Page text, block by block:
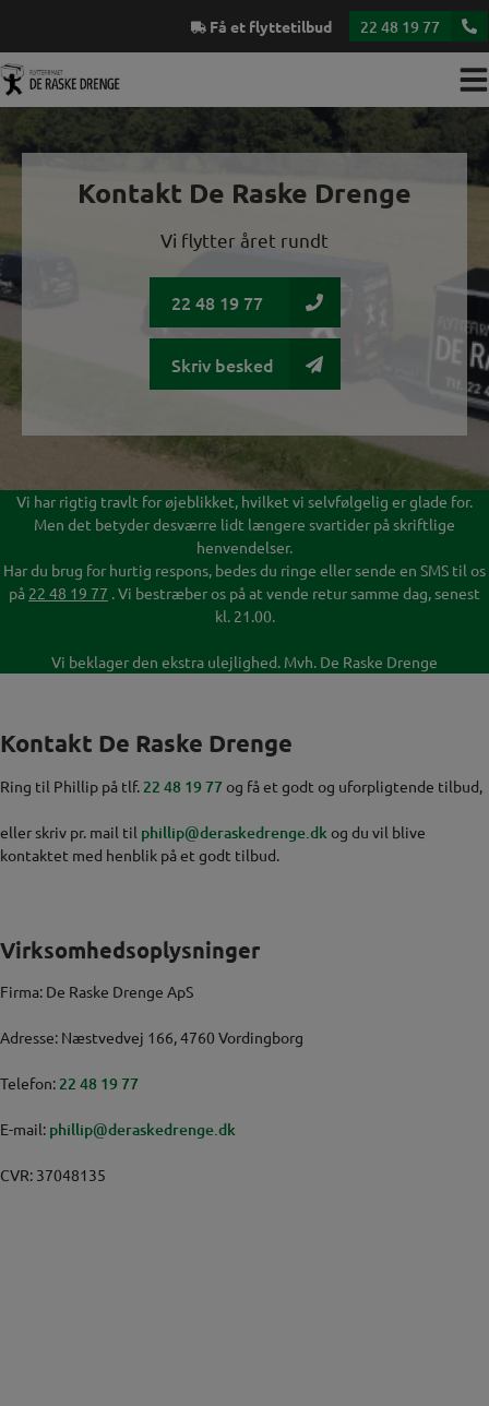
indholdet
Få et flyttetilbud 22 48 19 77
Kontakt De Raske Drenge
Vi flytter året rundt
22 48 19 77
Skriv besked
Vi har rigtig travlt for øjeblikket, hvilket vi selvfølgelig er glade for.
Men det betyder desværre lidt længere svartider på skriftlige
henvendelser.
Har du brug for hurtig respons, bedes du ringe eller sende en SMS til os
på 22 48 19 77 . Vi bestræber os på at vende retur samme dag, senest
kl. 21.00.
Vi beklager den ekstra ulejlighed. Mvh. De Raske Drenge
Kontakt De Raske Drenge
Ring til Phillip på tlf. 22 48 19 77og få et godt og uforpligtende tilbud,
eller skriv pr. mail til phillip@deraskedrenge.dk og du vil blive
kontaktet med henblik på et godt tilbud.
Virksomhedsoplysninger
Firma: De Raske Drenge ApS
Adresse: Næstvedvej 166, 4760 Vordingborg
Telefon: 22 48 19 77
E-mail: phillip@deraskedrenge.dk
CVR: 37048135